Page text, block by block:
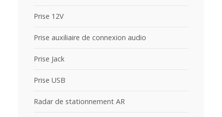
Prise 12V
Prise auxiliaire de connexion audio
Prise Jack
Prise USB
Radar de stationnement AR